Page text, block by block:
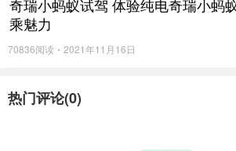
奇瑞小蚂蚁试驾 体验纯电奇瑞小蚂
乘魅力
70836阅读 2021年11月16日
热门评论(0)